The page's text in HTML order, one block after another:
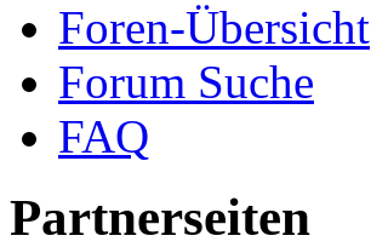
Foren-Übersicht
Forum Suche
FAQ
Partnerseiten